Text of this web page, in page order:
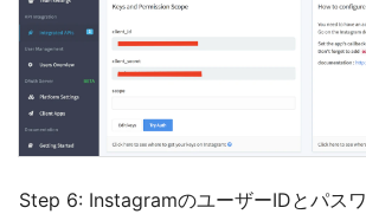
Step 6: InstagramのユーザーIDとパス